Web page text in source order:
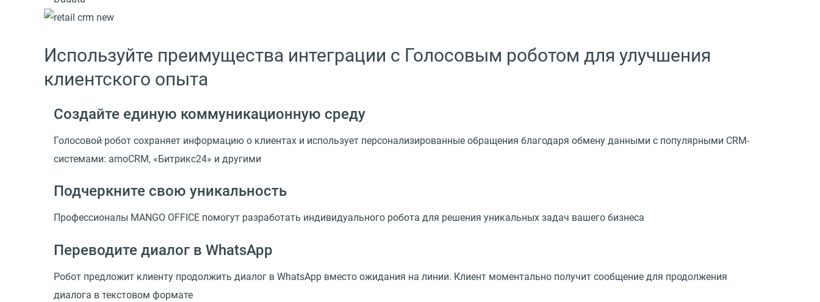
Используйте преимущества интеграции с Голосовым роботом для улучшения
клиентского опыта
Создайте единую коммуникационную среду
Голосовой робот сохраняет информацию о клиентах и использует персонализированные обращения благодаря обмену данными с популярными CRM-
системами: amoCRM, «Битрикс24» и другими
Подчеркните свою уникальность
Профессионалы MANGO OFFICE помогут разработать индивидуального робота для решения уникальных задач вашего бизнеса
Переводите диалог в WhatsApp
Робот предложит клиенту продолжить диалог в WhatsApp вместо ожидания на линии. Клиент моментально получит сообщение для продолжения
диалога в текстовом формате